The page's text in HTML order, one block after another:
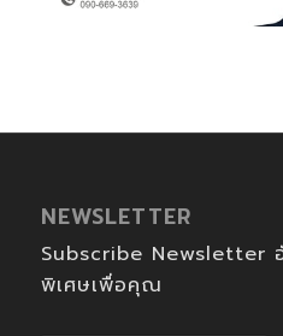
NEWSLETTER
Subscribe Newsletter
พิเศษเพื่อคุณ